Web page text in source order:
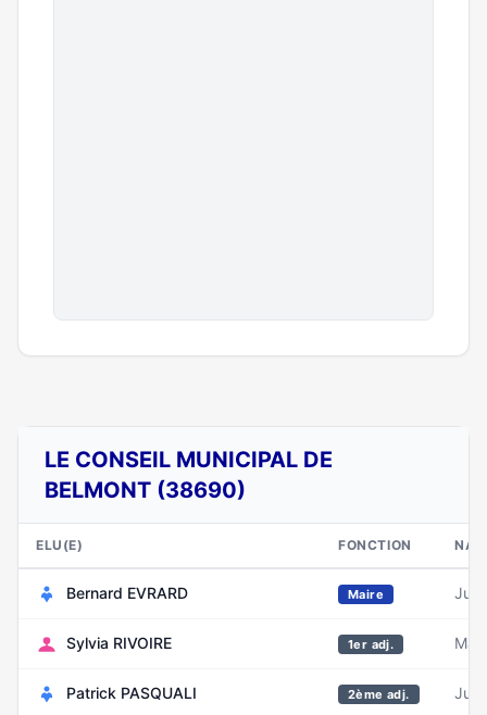
LE CONSEIL MUNICIPAL DE
BELMONT (38690)
ELU(E) FONCTION
Bernard EVRARD Maire
Sylvia RIVOIRE 1er adj. Mai
Patrick PASQUALI 2ème adj.